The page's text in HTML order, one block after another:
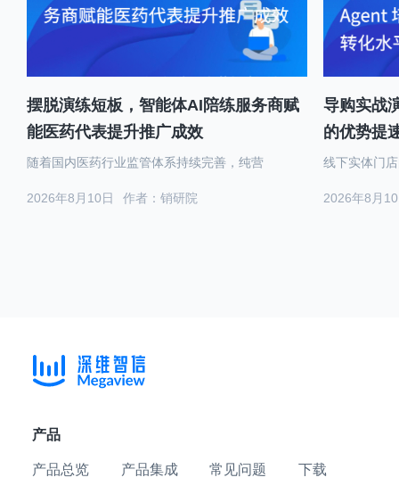
摆脱演练短板，智能体AI陪练服务商赋
能医药代表提升推广成效
作者：销研院
2026年8月10日
随着国内医药行业监管体系持续完善，纯营
导购实战
的优势提
2026年8月
线下实体门
产品
产品总览 产品集成 常见问题 下载